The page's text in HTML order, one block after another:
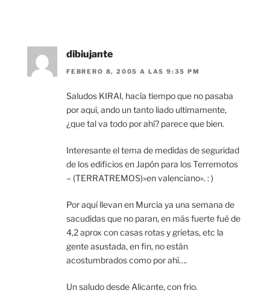
dibiujante
FEBRERO 8, 2005 A LAS 9:35 PM
Saludos KIRAI, hacía tiempo que no pasaba
por aquí, ando un tanto liado ultimamente,
¿que tal va todo por ahí? parece que bien.
Interesante el tema de medidas de seguridad
de los edificios en Japón para los Terremotos
– (TERRATREMOS)»en valenciano». : )
Por aquí llevan en Murcia ya una semana de
sacudidas que no paran, en más fuerte fué de
4,2 aprox con casas rotas y grietas, etc la
gente asustada, en fin, no están
acostumbrados como por ahí….
Un saludo desde Alicante, con frio.